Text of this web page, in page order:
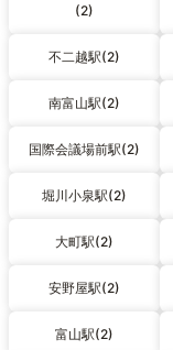
(2)
不二越駅(2)
南富山駅(2)
国際会議場前駅(2)
堀川小泉駅(2)
大町駅(2)
安野屋駅(2)
富山駅(2)